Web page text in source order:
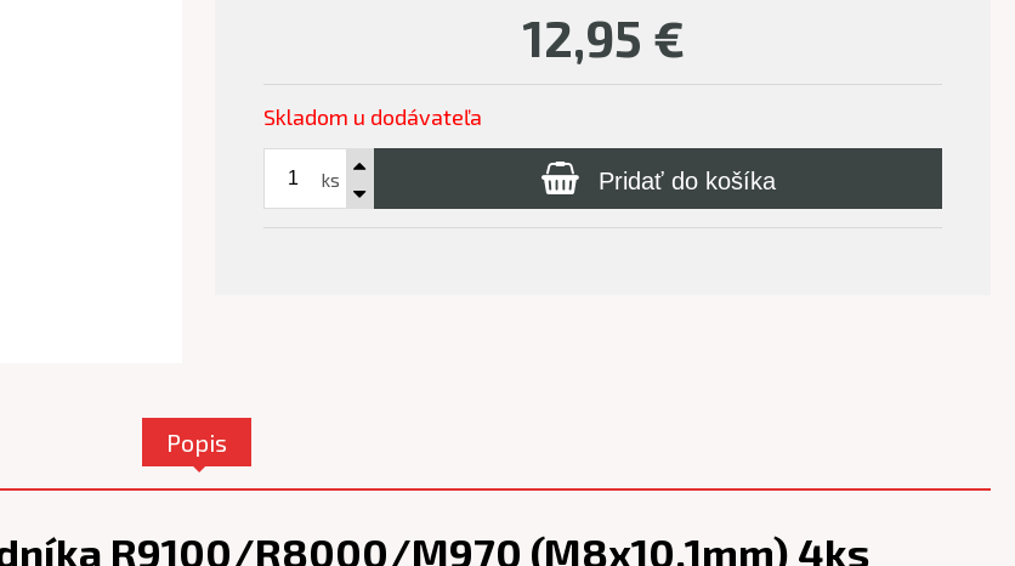
12,95 €
Skladom u dodávateľa
ks Pridať do košíka
Popis
R9100/R8000/M970 (M8x10,1mm) 4ks